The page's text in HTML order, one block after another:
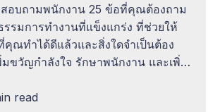
อบถามพนักงาน 25 ข้อที่คุณต้องถาม
รรมการทำงานที่แข็งแกร่ง ที่ช่วยให้
คุณทำได้ดีแล้วและสิ่งใดจำเป็นต้อง
มขวัญกำลังใจ รักษาพนักงาน และเพิ่ม
ลต่อความสำเร็จทางธุรกิจของคุณ
read